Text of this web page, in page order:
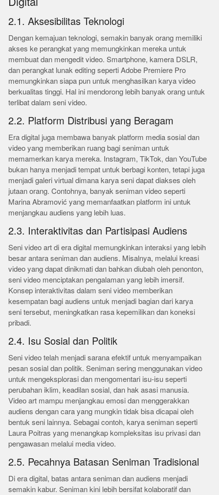
2.1. Aksesibilitas Teknologi
Dengan kemajuan teknologi, semakin banyak orang memiliki
akses ke perangkat yang memungkinkan mereka untuk
membuat dan mengedit video. Smartphone, kamera DSLR,
dan perangkat lunak editing seperti Adobe Premiere Pro
memungkinkan siapa pun untuk menghasilkan karya video
berkualitas tinggi. Hal ini mendorong lebih banyak orang untuk
terlibat dalam seni video.
2.2. Platform Distribusi yang Beragam
Era digital juga membawa banyak platform media sosial dan
video yang memberikan ruang bagi seniman untuk
memamerkan karya mereka. Instagram, TikTok, dan YouTube
bukan hanya menjadi tempat untuk berbagi konten, tetapi juga
menjadi galeri virtual dimana karya seni dapat diakses oleh
jutaan orang. Contohnya, banyak seniman video seperti
Marina Abramović yang memanfaatkan platform ini untuk
menjangkau audiens yang lebih luas.
2.3. Interaktivitas dan Partisipasi Audiens
Seni video art di era digital memungkinkan interaksi yang lebih
besar antara seniman dan audiens. Misalnya, melalui kreasi
video yang dapat dinikmati dan bahkan diubah oleh penonton,
seni video menciptakan pengalaman yang lebih imersif.
Konsep interaktivitas dalam seni video memberikan
kesempatan bagi audiens untuk menjadi bagian dari karya
seni tersebut, meningkatkan rasa kepemilikan dan koneksi
pribadi.
2.4. Isu Sosial dan Politik
Seni video telah menjadi sarana efektif untuk menyampaikan
pesan sosial dan politik. Seniman sering menggunakan video
untuk mengeksplorasi dan mengomentari isu-isu seperti
perubahan iklim, keadilan sosial, dan hak asasi manusia.
Video art mampu menjangkau emosi dan menggerakkan
audiens dengan cara yang mungkin tidak bisa dicapai oleh
bentuk seni lainnya. Sebagai contoh, karya seniman seperti
Laura Poitras yang menangkap kompleksitas isu privasi dan
pengawasan melalui media video.
2.5. Pecahnya Batasan Seniman Tradisional
Di era digital, batas antara seniman dan audiens menjadi
semakin kabur. Seniman kini lebih bersifat kolaboratif dan